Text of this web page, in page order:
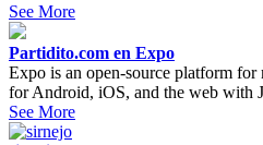
See More
Partidito.com en Expo
Expo is an open-source platform
for Android, iOS, and the web with
See More